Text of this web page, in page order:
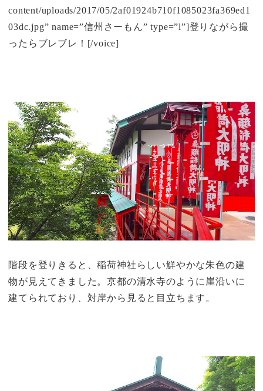
content/uploads/2017/05/2af01924b710f1085023fa369ed1
03dc.jpg” name=”信州さーもん” type=”l”]登りながら撮
ったらブレブレ！[/voice]
階段を登りきると、稲荷神社らしい鮮やかな朱色の建
物が見えてきました。京都の清水寺のように崖沿いに
建てられており、対岸から見ると目立ちます。